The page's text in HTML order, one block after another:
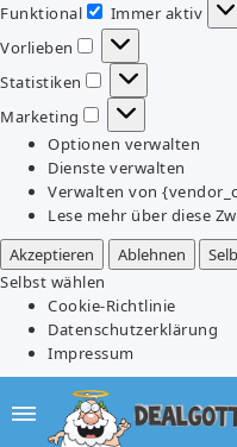
Funktional
Funktional
Immer aktiv
Vorlieben
Vorlieben
Statistiken
Statistiken
Marketing
Marketing
Optionen verwalten
Dienste verwalten
Verwalten von
Lese mehr über diese
Akzeptieren
Ablehnen
Selbst wählen
Cookie-Richtlinie
Datenschutzerklärung
Impressum